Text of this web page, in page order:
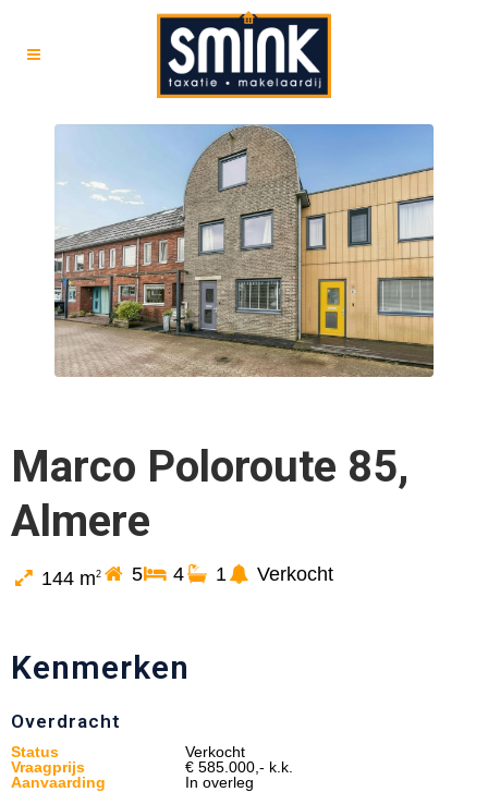
Marco Poloroute 85,
Almere
144 m2 5 4 1 Verkocht
Kenmerken
Overdracht
Status
Verkocht
Vraagprijs
€ 585.000,- k.k.
Aanvaarding
In overleg